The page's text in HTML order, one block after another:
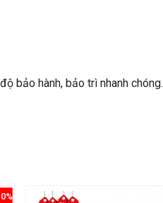
bảo hành, bảo trì nhanh chóng.